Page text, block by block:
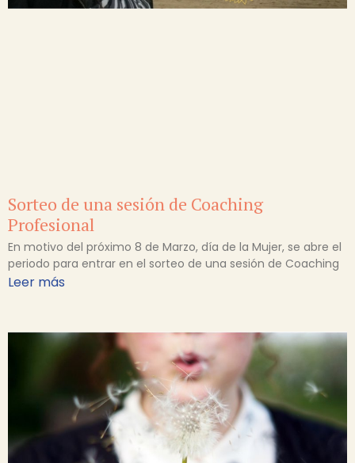
Sorteo de una sesión de Coaching
Profesional
En motivo del próximo 8 de Marzo, día de la Mujer, se abre el
periodo para entrar en el sorteo de una sesión de Coaching
Leer más